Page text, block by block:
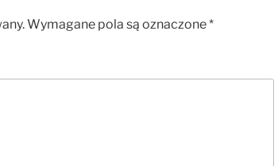
Wymagane pola są oznaczone*